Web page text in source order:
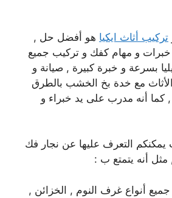
تركيب أثاث ايكيا هو أفضل حل ,
خبرات و مهام كفك و تركيب جميع
بسرعة و خبرة كبيرة , صيانة و
مع خدة بخ الخشب بالطرق
, كما أنه مدرب على يد خبراء و
يمكنكم التعرف عليها عن نجار فك
مثل أنه يتمتع ب :
أنواع غرف النوم , الخزائن ,